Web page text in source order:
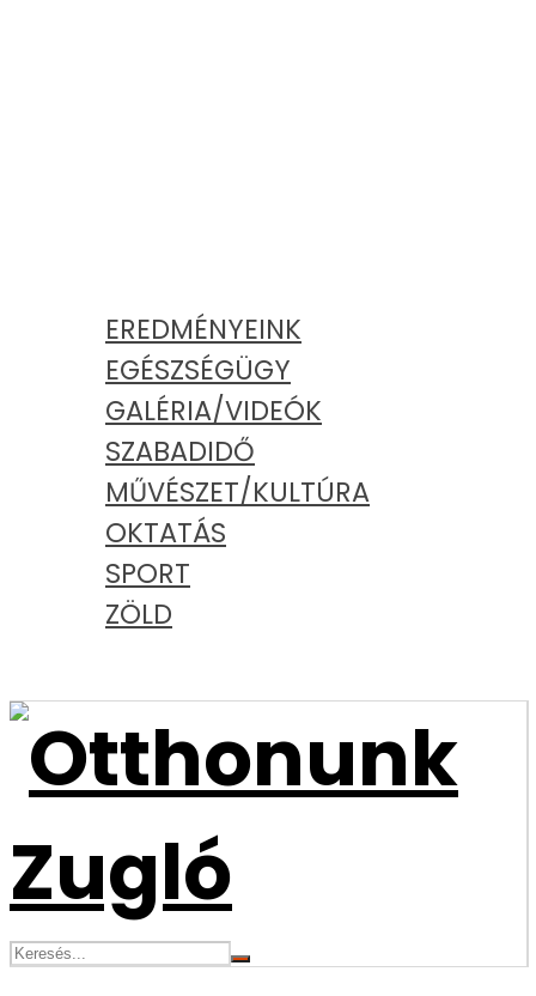
EREDMÉNYEINK
EGÉSZSÉGÜGY
GALÉRIA/VIDEÓK
SZABADIDŐ
MŰVÉSZET/KULTÚRA
OKTATÁS
SPORT
ZÖLD